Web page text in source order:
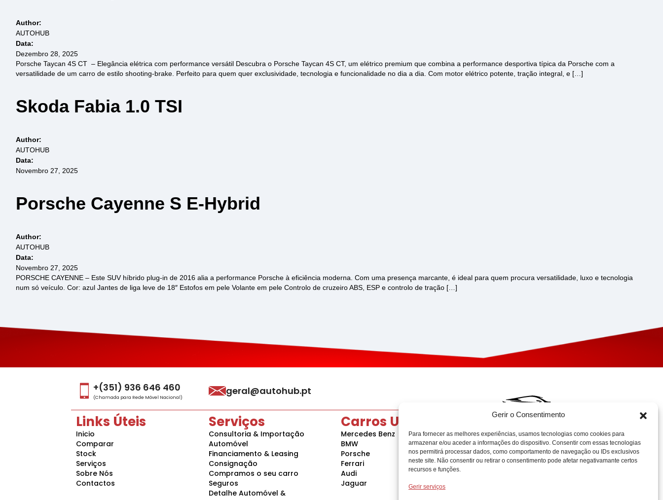
Gerir o Consentimento
Para fornecer as melhores experiências, usamos tecnologias como cookies para
armazenar e/ou aceder a informações do dispositivo. Consentir com essas tecnologias
nos permitirá processar dados, como comportamento de navegação ou IDs exclusivos
neste site. Não consentir ou retirar o consentimento pode afetar negativamante certos
recursos e funções.
Gerir serviços
Author:
AUTOHUB
Data:
Dezembro 28, 2025
Porsche Taycan 4S CT – Elegância elétrica com performance versátil Descubra o Porsche Taycan 4S CT, um elétrico premium que combina a performance desportiva típica da Porsche com a
versatilidade de um carro de estilo shooting-brake. Perfeito para quem quer exclusividade, tecnologia e funcionalidade no dia a dia. Com motor elétrico potente, tração integral, e […]
Skoda Fabia 1.0 TSI
Author:
AUTOHUB
Data:
Novembro 27, 2025
Porsche Cayenne S E-Hybrid
Author:
AUTOHUB
Data:
Novembro 27, 2025
PORSCHE CAYENNE – Este SUV híbrido plug-in de 2016 alia a performance Porsche à eficiência moderna. Com uma presença marcante, é ideal para quem procura versatilidade, luxo e tecnologia
num só veículo. Cor: azul Jantes de liga leve de 18″ Estofos em pele Volante em pele Controlo de cruzeiro ABS, ESP e controlo de tração […]
+(351) 936 646 460
(Chamada para Rede Móvel Nacional)
geral@autohub.pt
Links Úteis
Inicio
Comparar
Stock
Serviços
Sobre Nós
Contactos
Serviços
Consultoria & Importação
Automóvel
Financiamento & Leasing
Consignação
Compramos o seu carro
Seguros
Detalhe Automóvel &
Carros Usados
Mercedes Benz
BMW
Porsche
Ferrari
Audi
Jaguar
Projeto Acelerar 2030,
desenvolvido pela Condensado
Numérico. Copyright © AUTO